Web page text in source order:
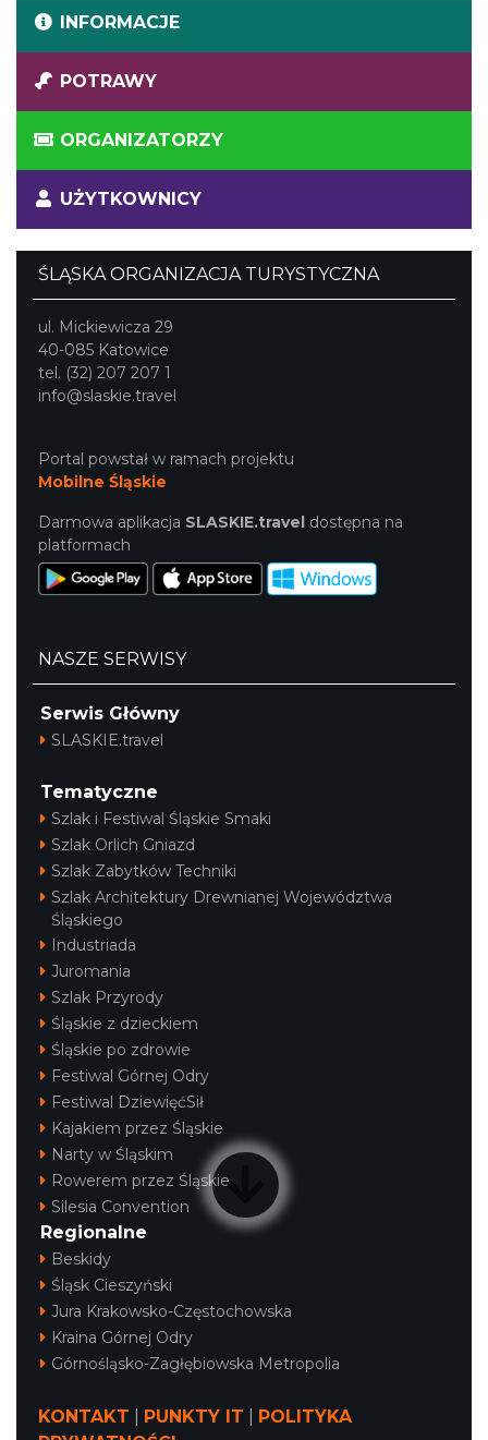
INFORMACJE
POTRAWY
ORGANIZATORZY
UŻYTKOWNICY
ŚLĄSKA ORGANIZACJA TURYSTYCZNA
ul. Mickiewicza 29
40-085 Katowice
tel. (32) 207 207 1
info@slaskie.travel
Portal powstał w ramach projektu
Mobilne Śląskie
Darmowa aplikacja SLASKIE.travel dostępna na
platformach
NASZE SERWISY
Serwis Główny
SLASKIE.travel
Tematyczne
Szlak i Festiwal Śląskie Smaki
Szlak Orlich Gniazd
Szlak Zabytków Techniki
Szlak Architektury Drewnianej Województwa
Śląskiego
Industriada
Juromania
Szlak Przyrody
Śląskie z dzieckiem
Śląskie po zdrowie
Festiwal Górnej Odry
Festiwal DziewięćSił
Kajakiem przez Śląskie
Narty w Śląskim
Rowerem przez Śląskie
Silesia Convention
Regionalne
Beskidy
Śląsk Cieszyński
Jura Krakowsko-Częstochowska
Kraina Górnej Odry
Górnośląsko-Zagłębiowska Metropolia
KONTAKT PUNKTY IT
POLITYKA